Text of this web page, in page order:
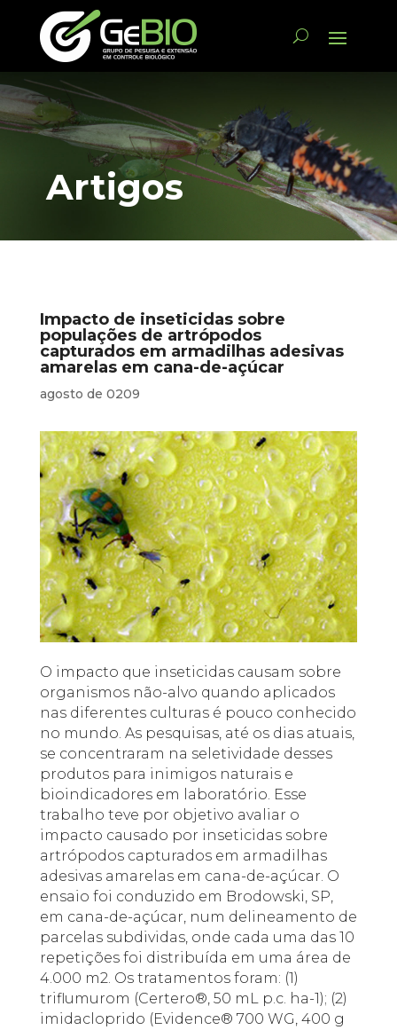
Artigos
Impacto de inseticidas sobre
populações de artrópodos
capturados em armadilhas adesivas
amarelas em cana-de-açúcar
agosto de 0209
O impacto que inseticidas causam sobre
organismos não-alvo quando aplicados
nas diferentes culturas é pouco conhecido
no mundo. As pesquisas, até os dias atuais,
se concentraram na seletividade desses
produtos para inimigos naturais e
bioindicadores em laboratório. Esse
trabalho teve por objetivo avaliar o
impacto causado por inseticidas sobre
artrópodos capturados em armadilhas
adesivas amarelas em cana-de-açúcar. O
ensaio foi conduzido em Brodowski, SP,
em cana-de-açúcar, num delineamento de
parcelas subdividas, onde cada uma das 10
repetições foi distribuída em uma área de
4.000 m2. Os tratamentos foram: (1)
triflumurom (Certero®, 50 mL p.c. ha-1); (2)
imidacloprido (Evidence® 700 WG, 400 g